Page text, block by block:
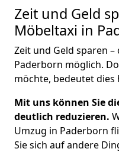
Zeit und Geld
Möbeltaxi in
Zeit und Geld sparen
Paderborn möglich.
möchte, bedeutet dies
Mit uns können Sie
deutlich reduzieren.
Umzug in Paderborn
Sie sich auf andere